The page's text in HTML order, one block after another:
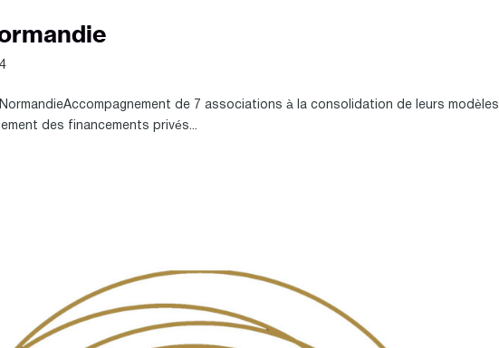
de 7 associations à la consolidation de leurs modèles
des financements privés...